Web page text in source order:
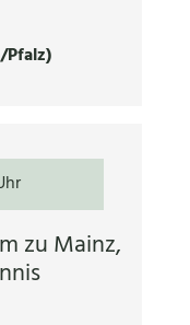
Pfalz)
zu Mainz,